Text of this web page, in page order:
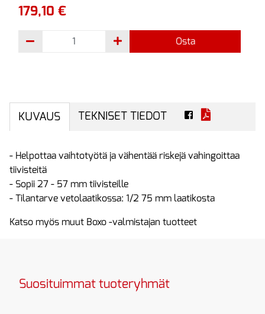
179,10 €
Osta
KUVAUS TEKNISET TIEDOT
- Helpottaa vaihtotyötä ja vähentää riskejä vahingoittaa
tiivisteitä
- Sopii 27 - 57 mm tiivisteille
- Tilantarve vetolaatikossa: 1/2 75 mm laatikosta
Katso myös muut Boxo -valmistajan tuotteet
Suosituimmat tuoteryhmät